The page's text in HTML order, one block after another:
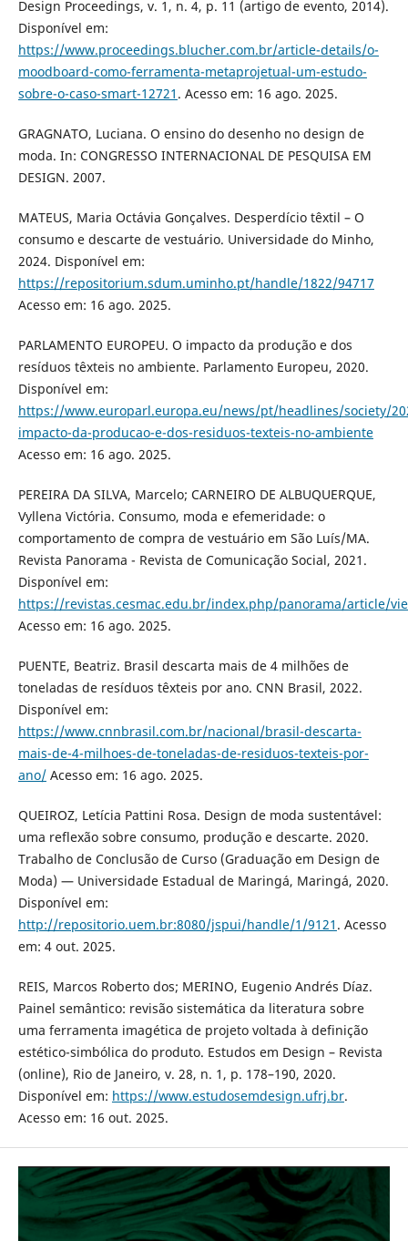
Design Proceedings, v. 1, n. 4, p. 11 (artigo de evento, 2014).
Disponível em:
https://www.proceedings.blucher.com.br/article-details/o-
moodboard-como-ferramenta-metaprojetual-um-estudo-
sobre-o-caso-smart-12721 . Acesso em: 16 ago. 2025.
GRAGNATO, Luciana. O ensino do desenho no design de
moda. In: CONGRESSO INTERNACIONAL DE PESQUISA EM
DESIGN. 2007.
MATEUS, Maria Octávia Gonçalves. Desperdício têxtil – O
consumo e descarte de vestuário. Universidade do Minho,
2024. Disponível em:
https://repositorium.sdum.uminho.pt/handle/1822/94717
Acesso em: 16 ago. 2025.
PARLAMENTO EUROPEU. O impacto da produção e dos
resíduos têxteis no ambiente. Parlamento Europeu, 2020.
Disponível em:
https://www.europarl.europa.eu/news/pt/headlines/society/
impacto-da-producao-e-dos-residuos-texteis-no-ambiente
Acesso em: 16 ago. 2025.
PEREIRA DA SILVA, Marcelo; CARNEIRO DE ALBUQUERQUE,
Vyllena Victória. Consumo, moda e efemeridade: o
comportamento de compra de vestuário em São Luís/MA.
Revista Panorama - Revista de Comunicação Social, 2021.
Disponível em:
https://revistas.cesmac.edu.br/index.php/panorama/article/
Acesso em: 16 ago. 2025.
PUENTE, Beatriz. Brasil descarta mais de 4 milhões de
toneladas de resíduos têxteis por ano. CNN Brasil, 2022.
Disponível em:
https://www.cnnbrasil.com.br/nacional/brasil-descarta-
mais-de-4-milhoes-de-toneladas-de-residuos-texteis-por-
ano/Acesso em: 16 ago. 2025.
QUEIROZ, Letícia Pattini Rosa. Design de moda sustentável:
uma reflexão sobre consumo, produção e descarte. 2020.
Trabalho de Conclusão de Curso (Graduação em Design de
Moda) — Universidade Estadual de Maringá, Maringá, 2020.
Disponível em:
http://repositorio.uem.br:8080/jspui/handle/1/9121 . Acesso
em: 4 out. 2025.
REIS, Marcos Roberto dos; MERINO, Eugenio Andrés Díaz.
Painel semântico: revisão sistemática da literatura sobre
uma ferramenta imagética de projeto voltada à definição
estético-simbólica do produto. Estudos em Design – Revista
(online), Rio de Janeiro, v. 28, n. 1, p. 178–190, 2020.
Disponível em: https://www.estudosemdesign.ufrj.br.
Acesso em: 16 out. 2025.